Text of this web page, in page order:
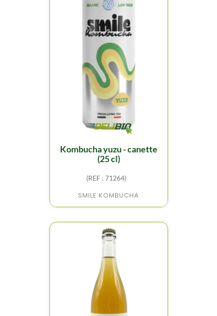
kombucha yuzu - canette
(25 cl)
(REF : 71264)
SMILE KOMBUCHA